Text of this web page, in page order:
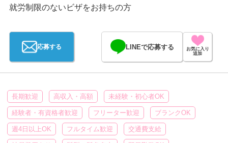
就労制限のないビザをお持ちの方
応募する LINEで応募する
お気に入り
追加
長期歓迎 高収入・高額 未経験・初心者OK
経験者・有資格者歓迎 フリーター歓迎 ブランクOK
週4日以上OK フルタイム歓迎 交通費支給